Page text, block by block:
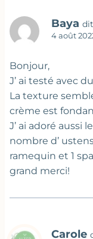
Baya
4 août
Bonjour,
J’ ai testé avec
La texture
crème est
J’ ai adoré aussi
nombre d’
ramequin et 1
grand merci!
Carole